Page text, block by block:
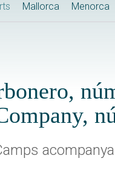
Mallorca Menorca